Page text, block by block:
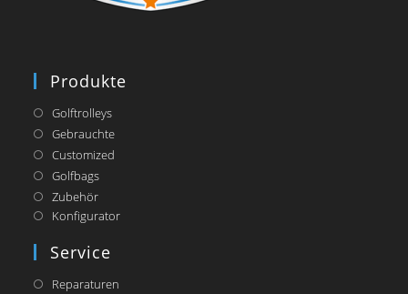
Produkte
Golftrolleys
Gebrauchte
Customized
Golfbags
Zubehör
KonfiguratorOpens
Service
Reparaturen